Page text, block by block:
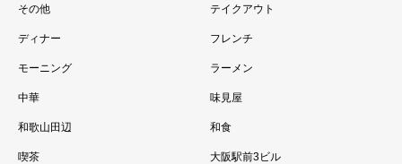
その他 テイクアウト
ディナー フレンチ
モーニング ラーメン
中華 味見屋
和歌山田辺 和食
喫茶 大阪駅前3ビル